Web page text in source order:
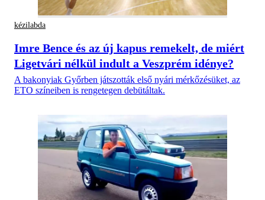
kézilabda
Imre Bence és az új kapus remekelt, de miért
Ligetvári nélkül indult a Veszprém idénye?
A bakonyiak Győrben játszották első nyári mérkőzésüket, az
ETO színeiben is rengetegen debütáltak.